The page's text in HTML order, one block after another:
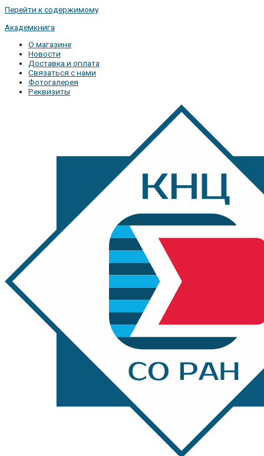
Перейти к содержимому
Академкнига
О магазине
Новости
Доставка и оплата
Связаться с нами
Фотогалерея
Реквизиты